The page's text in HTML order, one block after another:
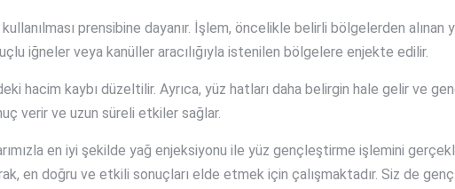
prensibine dayanır. İşlem, öncelikle belirli bölgelerden alınan
iğneler veya kanüller aracılığıyla istenilen bölgelere enjekte edilir.
hacim kaybı düzeltilir. Ayrıca, yüz hatları daha belirgin hale gelir ve
verir ve uzun süreli etkiler sağlar.
en iyi şekilde yağ enjeksiyonu ile yüz gençleştirme işlemini
en doğru ve etkili sonuçları elde etmek için çalışmaktadır. Siz de